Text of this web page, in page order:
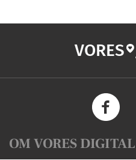
VORES
OM VORES DIGITAL